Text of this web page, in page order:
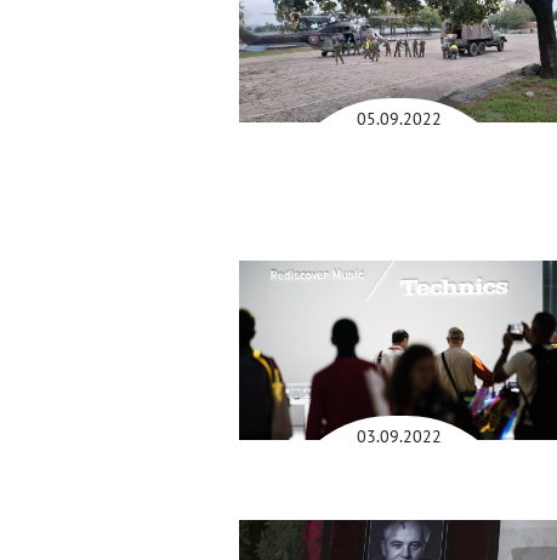
05.09.2022
03.09.2022